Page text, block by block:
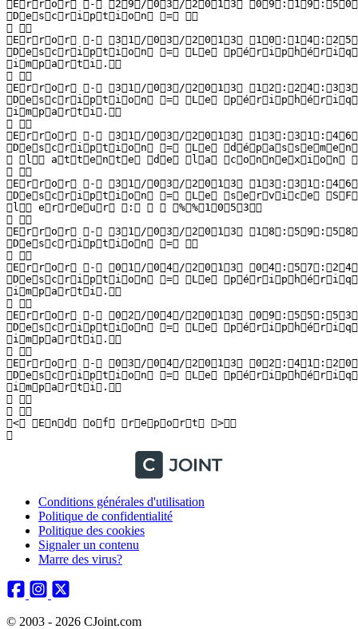
Conditions générales d'utilisation
Politique de confidentialité
Politique des cookies
Signaler un contenu
Marre des virus?
© 2003 - 2026 CJoint.com